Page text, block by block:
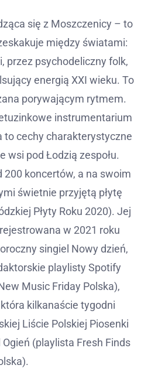
się z Moszczenicy – to
między światami:
przez psychodeliczny folk,
energią XXI wieku. To
porywającym rytmem.
instrumentarium
to cechy charakterystyczne
wsi pod Łodzią zespołu.
200 koncertów, a na swoim
świetnie przyjętą płytę
Płyty Roku 2020). Jej
w 2021 roku
singiel Nowy dzień,
playlisty Spotify
Music Friday Polska),
kilkanaście tygodni
Liście Polskiej Piosenki
(playlista Fresh Finds